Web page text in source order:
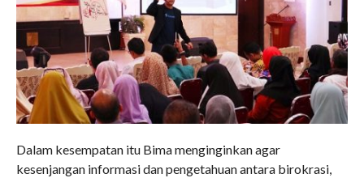
Dalam kesempatan itu Bima menginginkan agar
kesenjangan informasi dan pengetahuan antara birokrasi,